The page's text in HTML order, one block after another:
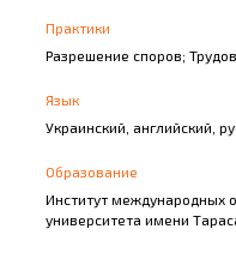
Практики
Разрешение споров;
Язык
Украинский, английский,
Образование
Институт международных
университета имени